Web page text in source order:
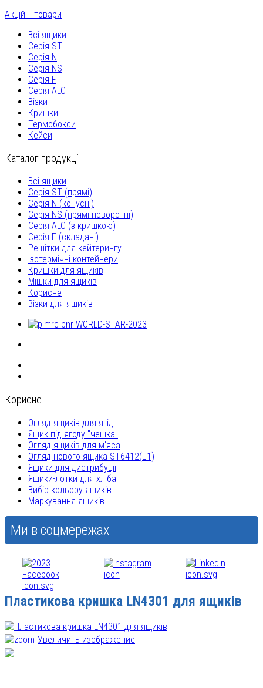
Акційні товари
Всі ящики
Серія ST
Серія N
Серія NS
Серія F
Серія ALC
Візки
Кришки
Термобокси
Кейси
Каталог продукції
Всі ящики
Серія ST (прямі)
Серія N (конусні)
Серія NS (прямі поворотні)
Серія ALC (з кришкою)
Серія F (складані)
Решітки для кейтерингу
Ізотермічні контейнери
Кришки для ящиків
Мішки для ящиків
Корисне
Візки для ящиків
Корисне
Огляд ящиків для ягід
Ящик під ягоду "чешка"
Огляд ящиків для м'яса
Огляд нового ящика ST6412(E1)
Ящики для дистрибуції
Ящики-лотки для хліба
Вибір кольору ящиків
Маркування ящиків
Ми в соцмережах
Пластикова кришка LN4301 для ящиків
Увеличить изображение